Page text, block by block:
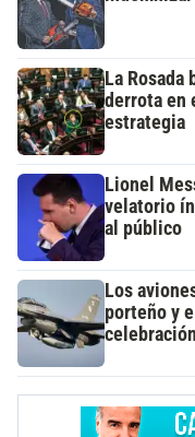
La
derrota en
estrategia
Lionel
velatorio
al público
Los
porteño y